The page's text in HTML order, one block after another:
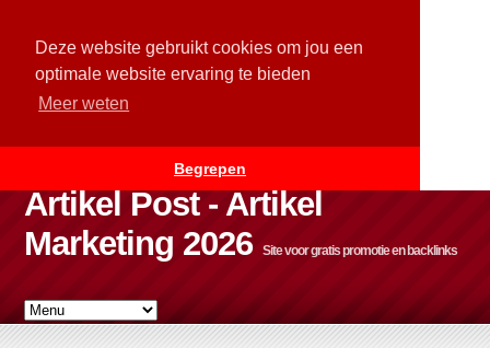
Deze website gebruikt cookies om jou een
optimale website ervaring te bieden
Meer weten
Begrepen
Artikel Post - Artikel
Marketing 2026
Site voor gratis promotie en backlinks